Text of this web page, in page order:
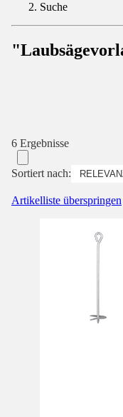
Suche
6 Ergebnisse
Sortiert nach:
Artikelliste überspringen